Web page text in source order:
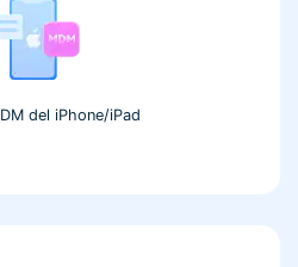
del iPhone/iPad